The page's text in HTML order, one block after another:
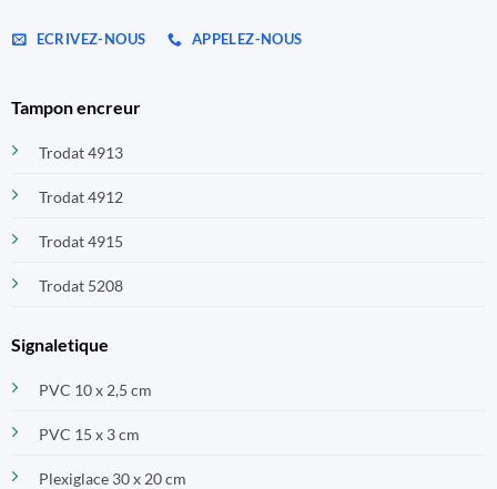
ECRIVEZ-NOUS APPELEZ-NOUS
Tampon encreur
Trodat 4913
Trodat 4912
Trodat 4915
Trodat 5208
Signaletique
PVC 10 x 2,5 cm
PVC 15 x 3 cm
Plexiglace 30 x 20 cm